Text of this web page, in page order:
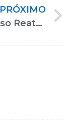
PRÓXIMO
Congresso Reatech debaterá a acessibilidade e a inclusão de PcD no mercado de trabalho